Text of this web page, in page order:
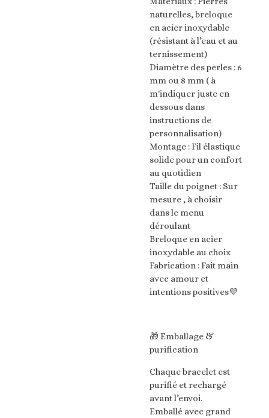
naturelles, breloque
en acier inoxydable
(résistant à l’eau et au
ternissement)
Diamètre des perles : 6
mm ou 8 mm ( à
m'indiquer juste en
dessous dans
instructions de
personnalisation)
Montage : Fil élastique
solide pour un confort
au quotidien
Taille du poignet : Sur
mesure , à choisir
dans le menu
déroulant
Breloque en acier
inoxydable au choix
Fabrication : Fait main
avec amour et
intentions positives💜
🎁 Emballage &
purification
Chaque bracelet est
purifié et rechargé
avant l’envoi.
Emballé avec grand